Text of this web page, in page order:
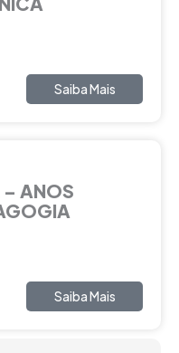
Saiba Mais
– ANOS
Saiba Mais